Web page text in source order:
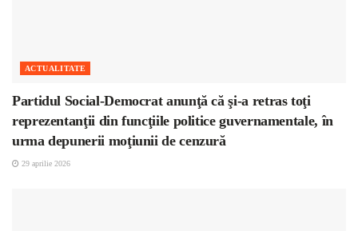
ACTUALITATE
Partidul Social-Democrat anunţă că şi-a retras toţi
reprezentanţii din funcţiile politice guvernamentale, în
urma depunerii moţiunii de cenzură
29 aprilie 2026